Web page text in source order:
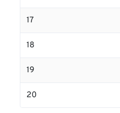
17
18
19
20